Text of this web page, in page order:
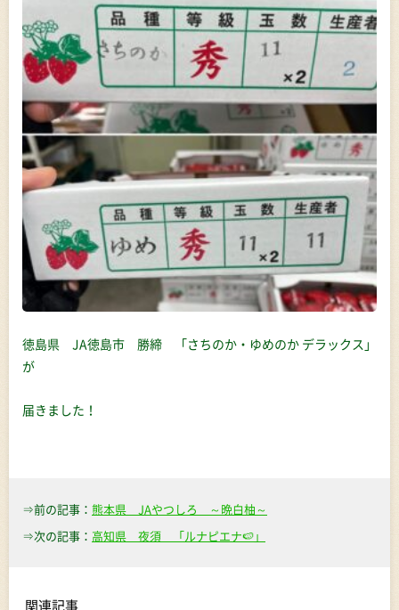
徳島県 JA徳島市 勝締 「さちのか・ゆめのか デラックス」
が
届きました！
⇒前の記事： 熊本県 JAやつしろ ～晩白柚～
⇒次の記事： 高知県 夜須 「ルナピエナ🍉」
関連記事